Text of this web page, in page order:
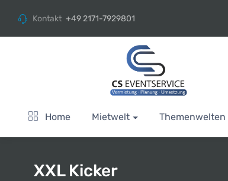
Kontakt +49 2171-7929801
Home Mietwelt Themenwelten
XXL Kicker